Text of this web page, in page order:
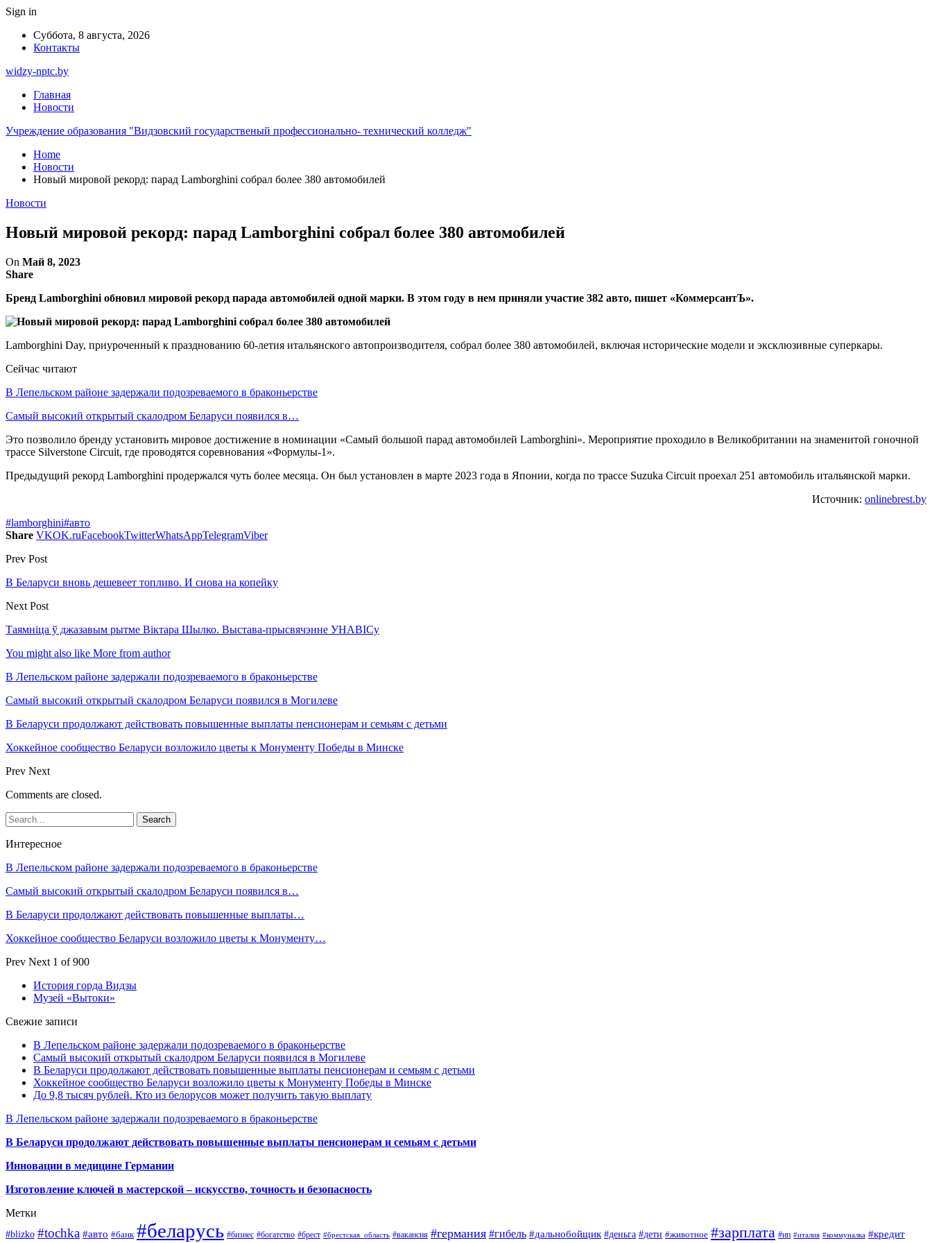
Sign in
Суббота, 8 августа, 2026
Контакты
widzy-nptc.by
Главная
Новости
Учреждение образования "Видзовский государственый профессионально- технический колледж"
Home
Новости
Новый мировой рекорд: парад Lamborghini собрал более 380 автомобилей
Новости
Новый мировой рекорд: парад Lamborghini собрал более 380 автомобилей
On Май 8, 2023
Share
Бренд Lamborghini обновил мировой рекорд парада автомобилей одной марки. В этом году в нем приняли участие 382 авто, пишет «КоммерсантЪ».
Lamborghini Day, приуроченный к празднованию 60-летия итальянского автопроизводителя, собрал более 380 автомобилей, включая исторические модели и эксклюзивные суперкары.
Сейчас читают
В Лепельском районе задержали подозреваемого в браконьерстве
Самый высокий открытый скалодром Беларуси появился в…
Это позволило бренду установить мировое достижение в номинации «Самый большой парад автомобилей Lamborghini». Мероприятие проходило в Великобритании на знаменитой гоночной
трассе Silverstone Circuit, где проводятся соревнования «Формулы-1».
Предыдущий рекорд Lamborghini продержался чуть более месяца. Он был установлен в марте 2023 года в Японии, когда по трассе Suzuka Circuit проехал 251 автомобиль итальянской марки.
Источник: onlinebrest.by
#lamborghini#авто
Share VKOK.ruFacebookTwitterWhatsAppTelegramViber
Prev Post
В Беларуси вновь дешевеет топливо. И снова на копейку
Next Post
Таямніца ў джазавым рытме Віктара Шылко. Выстава-прысвячэнне УНАВІСу
You might also like More from author
В Лепельском районе задержали подозреваемого в браконьерстве
Самый высокий открытый скалодром Беларуси появился в Могилеве
В Беларуси продолжают действовать повышенные выплаты пенсионерам и семьям с детьми
Хоккейное сообщество Беларуси возложило цветы к Монументу Победы в Минске
Prev Next
Comments are closed.
Интересное
В Лепельском районе задержали подозреваемого в браконьерстве
Самый высокий открытый скалодром Беларуси появился в…
В Беларуси продолжают действовать повышенные выплаты…
Хоккейное сообщество Беларуси возложило цветы к Монументу…
Prev Next 1 of 900
История горда Видзы
Музей «Вытоки»
Свежие записи
В Лепельском районе задержали подозреваемого в браконьерстве
Самый высокий открытый скалодром Беларуси появился в Могилеве
В Беларуси продолжают действовать повышенные выплаты пенсионерам и семьям с детьми
Хоккейное сообщество Беларуси возложило цветы к Монументу Победы в Минске
До 9,8 тысяч рублей. Кто из белорусов может получить такую выплату
В Лепельском районе задержали подозреваемого в браконьерстве
В Беларуси продолжают действовать повышенные выплаты пенсионерам и семьям с детьми
Инновации в медицине Германии
Изготовление ключей в мастерской – искусство, точность и безопасность
Метки
#blizko #tochka #авто #банк #беларусь #бизнес #богатство #брест #брестская_область #вакансия #германия #гибель #дальнобойщик #деньга #дети #животное #зарплата #ип #италия #коммуналка #кредит